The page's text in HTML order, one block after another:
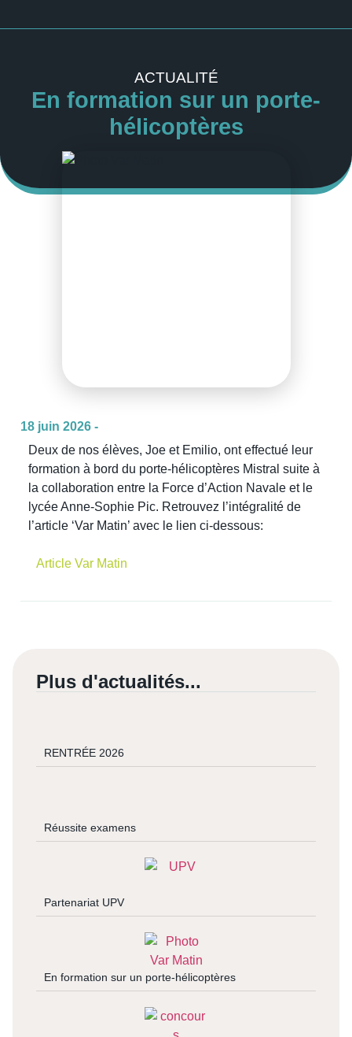
ACTUALITÉ
En formation sur un porte-
hélicoptères
Plus d'actualités...
RENTRÉE 2026
Réussite examens
Partenariat UPV
En formation sur un porte-hélicoptères
18 juin 2026 -
Deux de nos élèves, Joe et Emilio, ont effectué leur
formation à bord du porte-hélicoptères Mistral suite à
la collaboration entre la Force d’Action Navale et le
lycée Anne-Sophie Pic. Retrouvez l’intégralité de
l’article ‘Var Matin’ avec le lien ci-dessous:
Article Var Matin